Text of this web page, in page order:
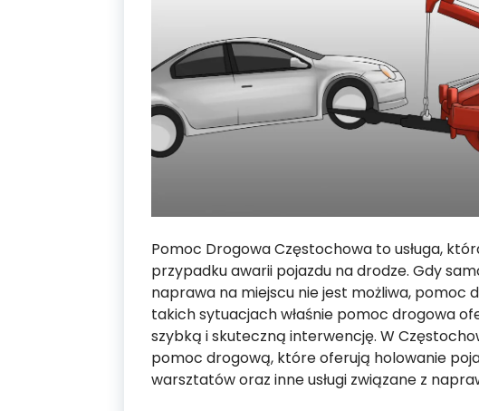
Pomoc Drogowa Częstochowa to usługa,
przypadku awarii pojazdu na drodze. Gdy
naprawa na miejscu nie jest możliwa, pomoc
takich sytuacjach właśnie pomoc drogowa
szybką i skuteczną interwencję. W
pomoc drogową, które oferują holowanie
warsztatów oraz inne usługi związane z